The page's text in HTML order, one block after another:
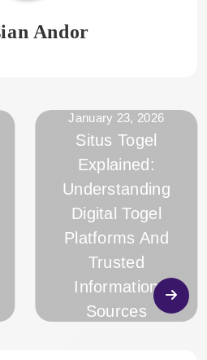
Andor
January 23, 2026
Situs Togel
Explained:
Understanding
Digital Togel
Platforms And
Trusted
Information
Sources